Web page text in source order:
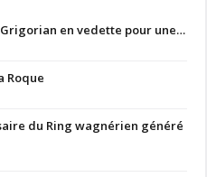
en vedette pour une…
Roque
du Ring wagnérien généré